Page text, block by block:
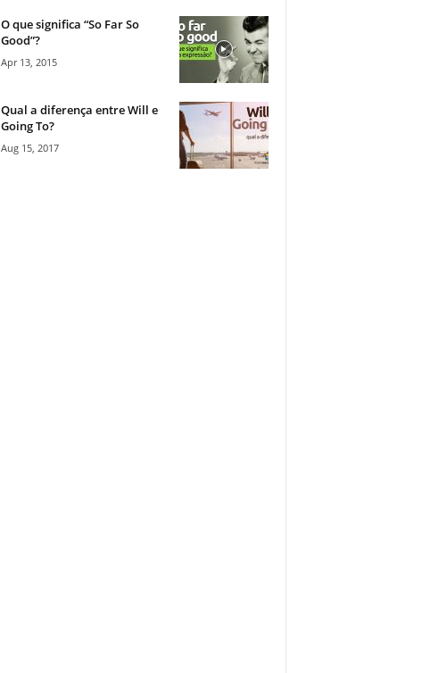
O que significa “So Far So
Good”?
Apr 13, 2015
Qual a diferença entre Will e
Going To?
Aug 15, 2017